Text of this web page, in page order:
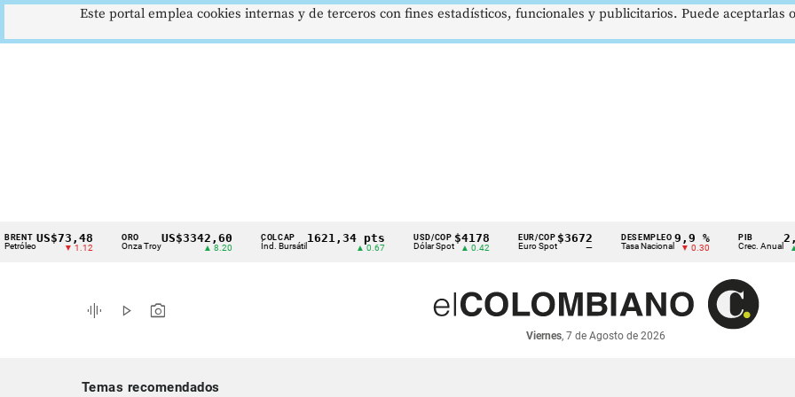
Cintillo
indicadores
económicos
US$73,48
▼ 1.12
ORO
Onza Troy
US$3342,60 COLCAP
Índ. Bursátil
1621,34 pts USD/COP
Dólar Spot
$4178
▲ 0.42
EUR/COP
Euro Spot
$3672
—
DESEMPLEO
Tasa Nacional
9,9 %
▼ 0.30
PIB
Crec. Anual
2,8 %
▲ 0.10
graphic_eq play_arrow photo_camera
Viernes, 7 de Agosto de 2026
Temas recomendados
Este portal emplea cookies internas y de terceros con fines estadísticos, funcionales y publicitarios. Puede aceptarlas